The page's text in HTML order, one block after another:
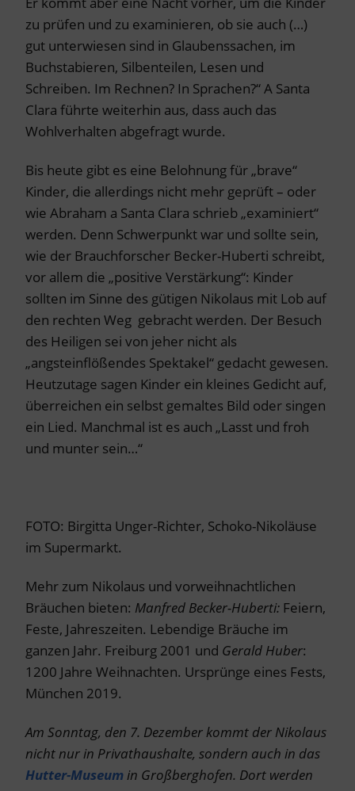
zu prüfen und zu examinieren, ob sie auch (…)
gut unterwiesen sind in Glaubenssachen, im
Buchstabieren, Silbenteilen, Lesen und
Schreiben. Im Rechnen? In Sprachen?“ A Santa
Clara führte weiterhin aus, dass auch das
Wohlverhalten abgefragt wurde.
Bis heute gibt es eine Belohnung für „brave“
Kinder, die allerdings nicht mehr geprüft – oder
wie Abraham a Santa Clara schrieb „examiniert“
werden. Denn Schwerpunkt war und sollte sein,
wie der Brauchforscher Becker-Huberti schreibt,
vor allem die „positive Verstärkung“: Kinder
sollten im Sinne des gütigen Nikolaus mit Lob auf
den rechten Weg gebracht werden. Der Besuch
des Heiligen sei von jeher nicht als
„angsteinflößendes Spektakel“ gedacht gewesen.
Heutzutage sagen Kinder ein kleines Gedicht auf,
überreichen ein selbst gemaltes Bild oder singen
ein Lied. Manchmal ist es auch „Lasst und froh
und munter sein…“
FOTO: Birgitta Unger-Richter, Schoko-Nikoläuse
im Supermarkt.
Mehr zum Nikolaus und vorweihnachtlichen
Bräuchen bieten: Manfred Becker-Huberti: Feiern,
Feste, Jahreszeiten. Lebendige Bräuche im
ganzen Jahr. Freiburg 2001 und Gerald Huber:
1200 Jahre Weihnachten. Ursprünge eines Fests,
München 2019.
Am Sonntag, den 7. Dezember kommt der Nikolaus
nicht nur in Privathaushalte, sondern auch in das
Hutter-Museumin Großberghofen. Dort werden